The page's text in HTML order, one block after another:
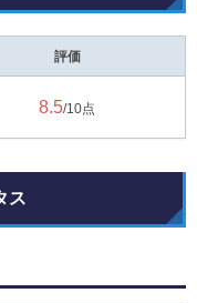
評価
8.5/10点
ス